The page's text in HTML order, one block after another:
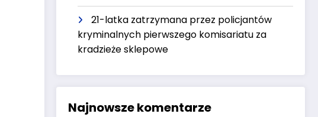
21-latka zatrzymana przez policjantów
kryminalnych pierwszego komisariatu za
kradzieże sklepowe
Najnowsze komentarze